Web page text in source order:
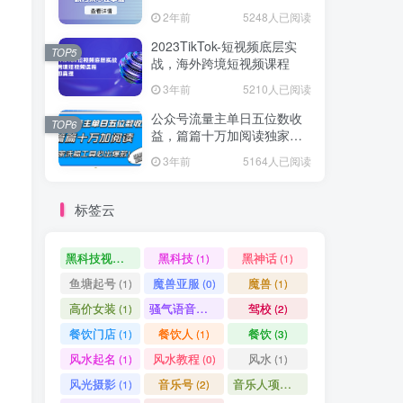
爆款方案尽在掌握
2年前 5248人已阅读
2023TikTok-短视频底层实
战，海外跨境短视频课程
3年前 5210人已阅读
TOP5
公众号流量主单日五位数收
益，篇篇十万加阅读独家洗
稿工具必出爆款！
3年前 5164人已阅读
TOP6
标签云
黑科技视频搬运 (1)黑科技(1) 黑神话(1)
鱼塘起号(1) 魔兽亚服 (0) 魔兽(1)
高价女装 (1) 骚气语音包 驾校(2)
餐饮门店(1) 餐饮人 (1) 餐饮(3)
风水起名 (1) 风水教程 (0) 风水 (1)
风光摄影(1) 音乐号(2) 音乐人项目